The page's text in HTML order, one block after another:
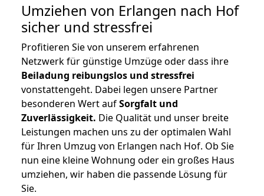
Umziehen von Erlangen nach Hof
sicher und stressfrei
Profitieren Sie von unserem erfahrenen
Netzwerk für günstige Umzüge oder dass ihre
Beiladung reibungslos und stressfrei
vonstattengeht. Dabei legen unsere Partner
besonderen Wert aufSorgfalt und
Zuverlässigkeit. Die Qualität und unser breite
Leistungen machen uns zu der optimalen Wahl
für Ihren Umzug von Erlangen nach Hof. Ob Sie
nun eine kleine Wohnung oder ein großes Haus
umziehen, wir haben die passende Lösung für
Sie.